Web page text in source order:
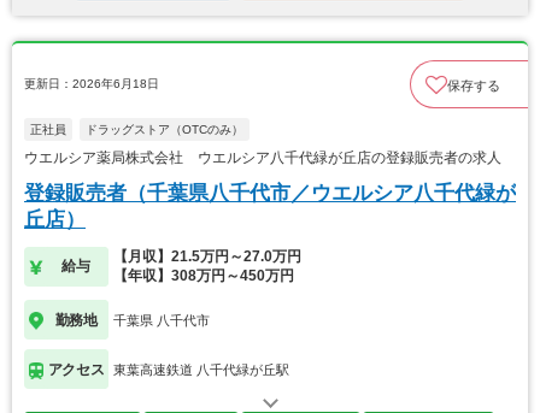
更新日：2026年6月18日 保存する
正社員 ドラッグストア（OTCのみ）
ウエルシア薬局株式会社 ウエルシア八千代緑が丘店の登録販売者の求人
登録販売者（千葉県八千代市／ウエルシア八千代緑が
丘店）
給与
【月収】21.5万円～27.0万円
【年収】308万円～450万円
勤務地 千葉県 八千代市
アクセス 東葉高速鉄道 八千代緑が丘駅